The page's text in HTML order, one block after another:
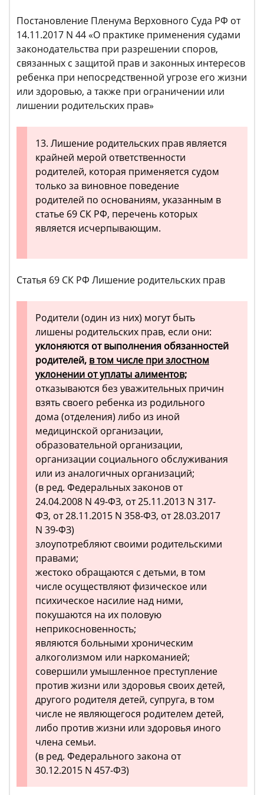
Постановление Пленума Верховного Суда РФ от
14.11.2017 N 44 «О практике применения судами
законодательства при разрешении споров,
связанных с защитой прав и законных интересов
ребенка при непосредственной угрозе его жизни
или здоровью, а также при ограничении или
лишении родительских прав»
13. Лишение родительских прав является
крайней мерой ответственности
родителей, которая применяется судом
только за виновное поведение
родителей по основаниям, указанным в
статье 69 СК РФ, перечень которых
является исчерпывающим.
Статья 69 СК РФ Лишение родительских прав
Родители (один из них) могут быть
лишены родительских прав, если они:
уклоняются от выполнения обязанностей
родителей, в том числе при злостном
уклонении от уплаты алиментов;
отказываются без уважительных причин
взять своего ребенка из родильного
дома (отделения) либо из иной
медицинской организации,
образовательной организации,
организации социального обслуживания
или из аналогичных организаций;
(в ред. Федеральных законов от
24.04.2008 N 49-ФЗ, от 25.11.2013 N 317-
ФЗ, от 28.11.2015 N 358-ФЗ, от 28.03.2017
N 39-ФЗ)
злоупотребляют своими родительскими
правами;
жестоко обращаются с детьми, в том
числе осуществляют физическое или
психическое насилие над ними,
покушаются на их половую
неприкосновенность;
являются больными хроническим
алкоголизмом или наркоманией;
совершили умышленное преступление
против жизни или здоровья своих детей,
другого родителя детей, супруга, в том
числе не являющегося родителем детей,
либо против жизни или здоровья иного
члена семьи.
(в ред. Федерального закона от
30.12.2015 N 457-ФЗ)